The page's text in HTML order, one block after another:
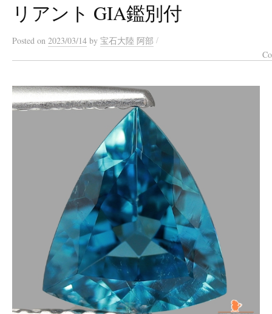
リアント GIA鑑別付
Posted on 2023/03/14 by 宝石大陸 阿部 /